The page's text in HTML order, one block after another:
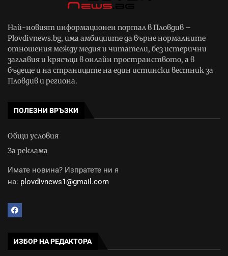
Най-новият информационен портал в Пловдив –
Plovdivnews.bg, има амбициите да върне нормалните
отношения между медия и читатели, без истерични
заглавия и крясъци в онлайн пространството, а в
бъдеще и на страниците на един истински вестник за
Пловдив и региона.
ПОЛЕЗНИ ВРЪЗКИ
Общи условия
За реклама
Имате новина? Изпратете ни я
на: plovdivnews1@gmail.com
ИЗБОР НА РЕДАКТОРА